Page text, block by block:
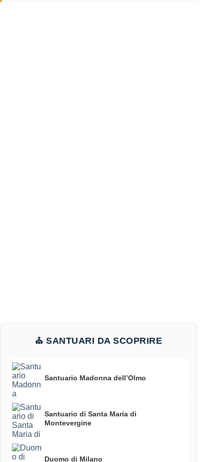
⛪ SANTUARI DA SCOPRIRE
Santuario Madonna dell’Olmo
Santuario di Santa Maria di
Montevergine
Duomo di Milano